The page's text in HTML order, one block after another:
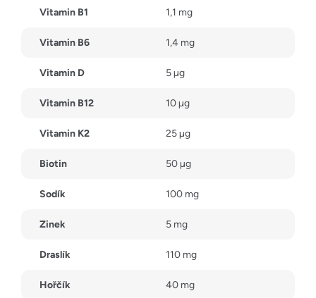
Vitamin B1 1,1 mg
Vitamin B6 1,4 mg
Vitamin D 5 µg
Vitamin B12 10 µg
Vitamin K2 25 µg
Biotin 50 µg
Sodík 100 mg
Zinek 5 mg
Draslík 110 mg
Hořčík 40 mg